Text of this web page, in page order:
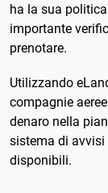
ha la sua
importante
prenotare.
Utilizzando
compagnie
denaro nella
sistema di
disponibili.